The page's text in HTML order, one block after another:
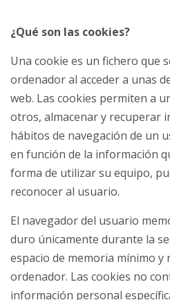
¿Qué son las cookies?
Una cookie es un fichero que
ordenador al acceder a unas
web. Las cookies permiten a
otros, almacenar y recuperar
hábitos de navegación de un
en función de la información
forma de utilizar su equipo,
reconocer al usuario.
El navegador del usuario
duro únicamente durante la
espacio de memoria mínimo y
ordenador. Las cookies no
información personal